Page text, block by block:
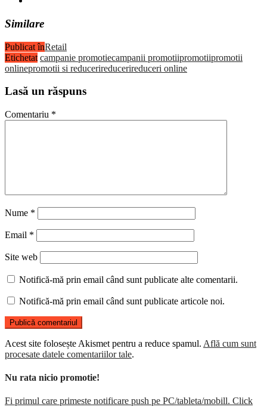
Similare
Publicat înRetail
Etichetat campanie promotiecampanii promotiipromotiipromotii
onlinepromotii si reducerireducerireduceri online
Lasă un răspuns
Comentariu *
Nume *
Email *
Site web
Notifică-mă prin email când sunt publicate alte comentarii.
Notifică-mă prin email când sunt publicate articole noi.
Acest site folosește Akismet pentru a reduce spamul. Află cum sunt
procesate datele comentariilor tale.
Nu rata nicio promotie!
Fi primul care primeste notificare push pe PC/tableta/mobill. Click